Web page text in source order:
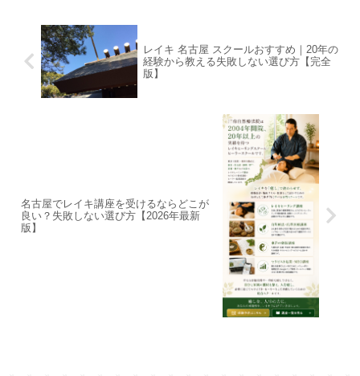
レイキ 名古屋 スクールおすすめ｜20年の
経験から教える失敗しない選び方【完全
版】
名古屋でレイキ講座を受けるならどこが
良い？失敗しない選び方【2026年最新
版】